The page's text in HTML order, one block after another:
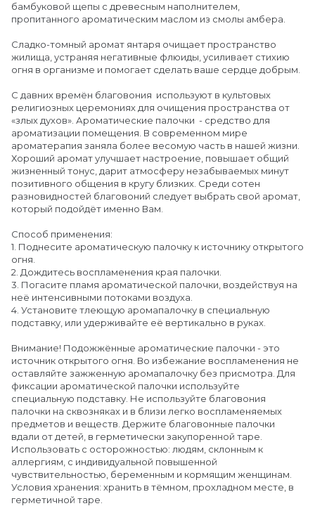
бамбуковой щепы с древесным наполнителем,
пропитанного ароматическим маслом из смолы амбера.
Сладко-томный аромат янтаря очищает пространство
жилища, устраняя негативные флюиды, усиливает стихию
огня в организме и помогает сделать ваше сердце добрым.
С давних времён благовония используют в культовых
религиозных церемониях для очищения пространства от
«злых духов». Ароматические палочки - средство для
ароматизации помещения. В современном мире
ароматерапия заняла более весомую часть в нашей жизни.
Хороший аромат улучшает настроение, повышает общий
жизненный тонус, дарит атмосферу незабываемых минут
позитивного общения в кругу близких. Среди сотен
разновидностей благовоний следует выбрать свой аромат,
который подойдёт именно Вам.
Способ применения:
1. Поднесите ароматическую палочку к источнику открытого
огня.
2. Дождитесь воспламенения края палочки.
3. Погасите пламя ароматической палочки, воздействуя на
неё интенсивными потоками воздуха.
4. Установите тлеющую аромапалочку в специальную
подставку, или удерживайте её вертикально в руках.
Внимание! Подожжённые ароматические палочки - это
источник открытого огня. Во избежание воспламенения не
оставляйте зажженную аромапалочку без присмотра. Для
фиксации ароматической палочки используйте
специальную подставку. Не используйте благовония
палочки на сквозняках и в близи легко воспламеняемых
предметов и веществ. Держите благовонные палочки
вдали от детей, в герметически закупоренной таре.
Использовать с осторожностью: людям, склонным к
аллергиям, с индивидуальной повышенной
чувствительностью, беременным и кормящим женщинам.
Условия хранения: хранить в тёмном, прохладном месте, в
герметичной таре.